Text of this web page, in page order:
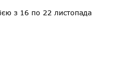
з 16 по 22 листопада